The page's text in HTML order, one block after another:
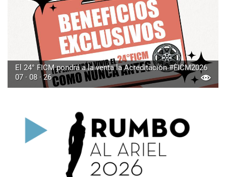
El 24° FICM pondrá a la venta la Acreditación #FICM2026
07 · 08 · 26